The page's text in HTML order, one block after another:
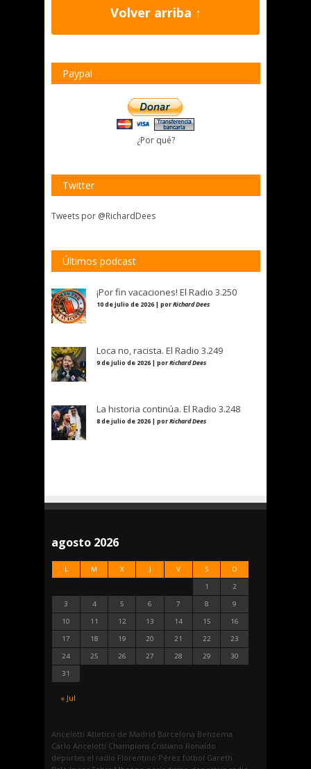
Volver arriba ↑
Paypal
¿Por qué?
Twitter
Tweets por @RichardDees
Últimos podcast
¡Por fin vacaciones! El Radio 3.250
10 de julio de 2026 | porRichard Dees
Loca no, racista. El Radio 3.249
9 de julio de 2026 | porRichard Dees
La historia continúa. El Radio 3.248
8 de julio de 2026 | porRichard Dees
agosto 2026
L M X J V S D
« Jul
1
2
3
4 5 6 7 8
9
10
11 12 13 14 15
16
17
18 19 20 21 22
23
24
25 26 27 28 29
30
31
Ancelotti Atletico de Madrid Barcelona Benzema
Carlo Ancelotti Champions Cristiano Ronaldo
deportes el radio Florentino Pérez fútbol Gareth